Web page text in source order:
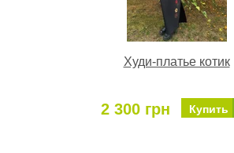
Худи-платье котик
2 300 грн Купить